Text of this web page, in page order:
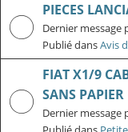
PIECES
Dernier message
Publié dansAvis
FIAT X1/9
SANS PAPIER
Dernier message